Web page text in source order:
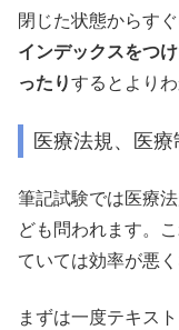
閉じた状態からす
インデックスをつけ
ったりするとより
医療法規、医療
筆記試験では医療
ども問われます。
ていては効率が悪
まずは一度テキス